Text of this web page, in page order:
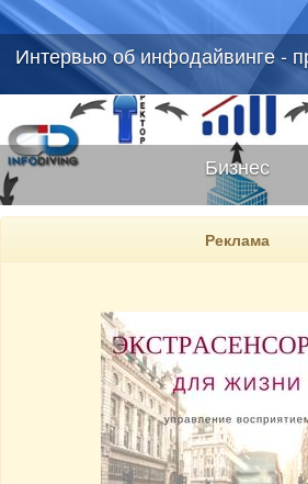
Интервью об инфодайвинге -
Бизнес
Реклама